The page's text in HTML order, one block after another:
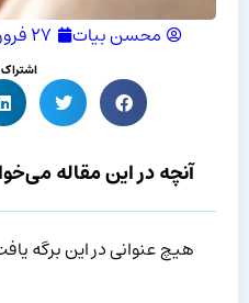
محسن بیات ۲۷ فروردین ۱۴۰۲
آنچه در این مقاله
هیچ عنوانی در این برگه